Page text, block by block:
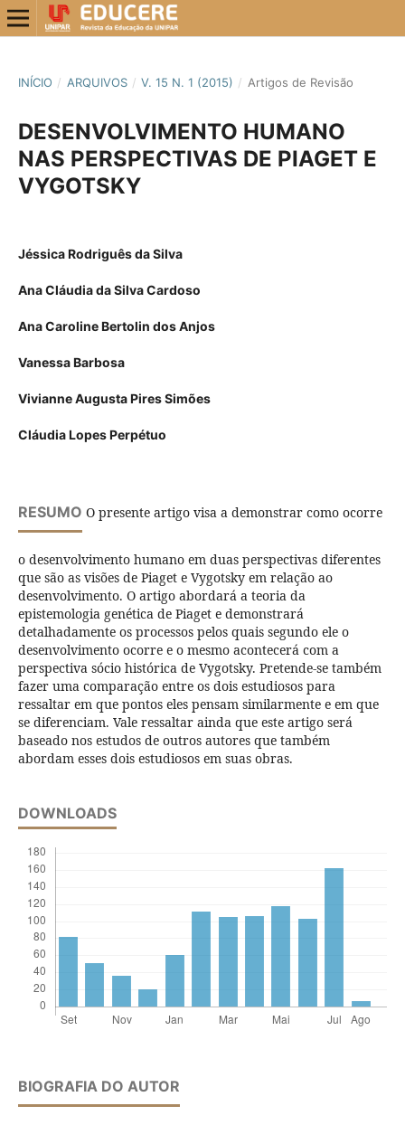
INÍCIO / ARQUIVOS / V. 15 N. 1 (2015) / Artigos de Revisão
DESENVOLVIMENTO HUMANO
NAS PERSPECTIVAS DE PIAGET E
VYGOTSKY
Jéssica Rodriguês da Silva
Ana Cláudia da Silva Cardoso
Ana Caroline Bertolin dos Anjos
Vanessa Barbosa
Vivianne Augusta Pires Simões
Cláudia Lopes Perpétuo
RESUMO O presente artigo visa a demonstrar como ocorre
o desenvolvimento humano em duas perspectivas diferentes
que são as visões de Piaget e Vygotsky em relação ao
desenvolvimento. O artigo abordará a teoria da
epistemologia genética de Piaget e demonstrará
detalhadamente os processos pelos quais segundo ele o
desenvolvimento ocorre e o mesmo acontecerá com a
perspectiva sócio histórica de Vygotsky. Pretende-se também
fazer uma comparação entre os dois estudiosos para
ressaltar em que pontos eles pensam similarmente e em que
se diferenciam. Vale ressaltar ainda que este artigo será
baseado nos estudos de outros autores que também
abordam esses dois estudiosos em suas obras.
DOWNLOADS
BIOGRAFIA DO AUTOR